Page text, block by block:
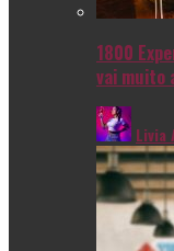
1800
vai muito
Livia